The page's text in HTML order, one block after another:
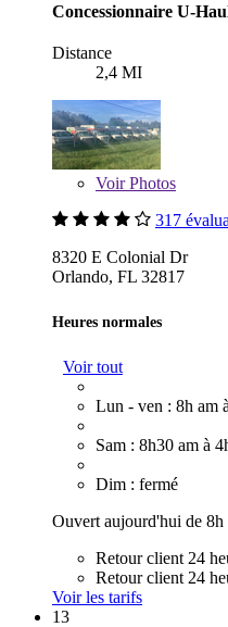
Concessionnaire U-
Distance
2,4 MI
VoirPhotos
317
8320 E Colonial Dr
Orlando, FL 32817
Heures normales
Voir tout
Lun - ven : 8h am
Sam : 8h30 am à
Dim : fermé
Ouvert aujourd'hui de 8h
Retour client 24
Retour client 24
Voir les tarifs
13